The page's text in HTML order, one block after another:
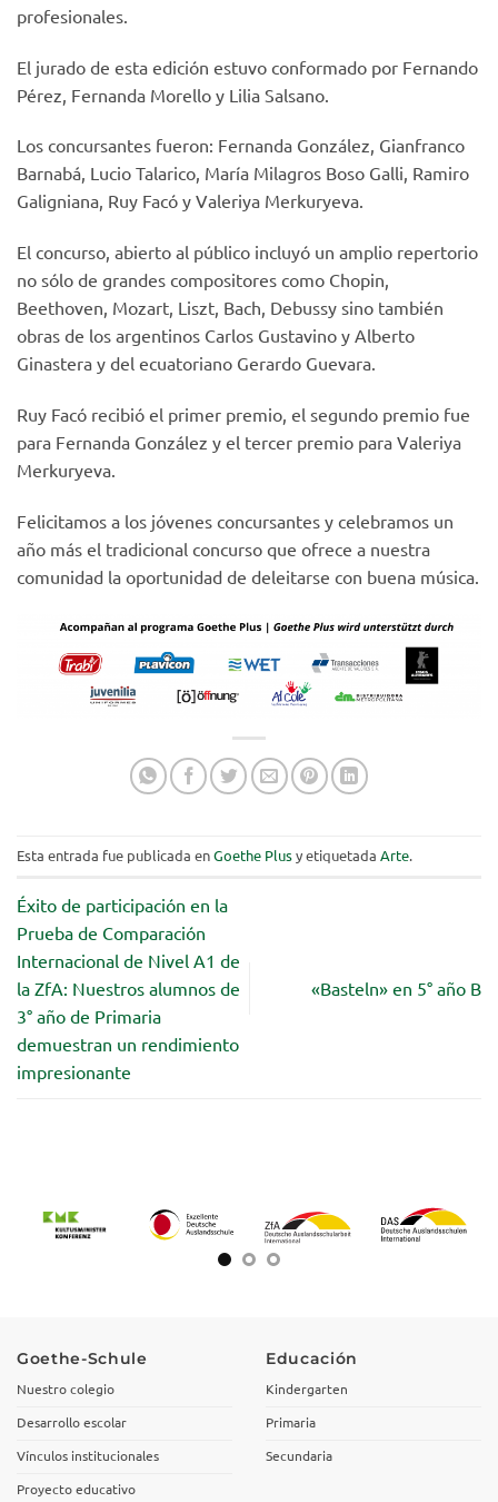
profesionales.
El jurado de esta edición estuvo conformado por Fernando
Pérez, Fernanda Morello y Lilia Salsano.
Los concursantes fueron: Fernanda González, Gianfranco
Barnabá, Lucio Talarico, María Milagros Boso Galli, Ramiro
Galigniana, Ruy Facó y Valeriya Merkuryeva.
El concurso, abierto al público incluyó un amplio repertorio
no sólo de grandes compositores como Chopin,
Beethoven, Mozart, Liszt, Bach, Debussy sino también
obras de los argentinos Carlos Gustavino y Alberto
Ginastera y del ecuatoriano Gerardo Guevara.
Ruy Facó recibió el primer premio, el segundo premio fue
para Fernanda González y el tercer premio para Valeriya
Merkuryeva.
Felicitamos a los jóvenes concursantes y celebramos un
año más el tradicional concurso que ofrece a nuestra
comunidad la oportunidad de deleitarse con buena música.
Esta entrada fue publicada enGoethe Plusy etiquetada Arte.
Éxito de participación en la
Prueba de Comparación
Internacional de Nivel A1 de
la ZfA: Nuestros alumnos de
3° año de Primaria
demuestran un rendimiento
impresionante
«Basteln» en 5° año B
Goethe-Schule
Nuestro colegio
Desarrollo escolar
Vínculos institucionales
Proyecto educativo
Educación
Kindergarten
Primaria
Secundaria